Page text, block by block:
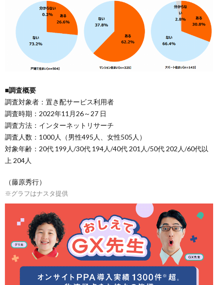
■調査概要
調査対象者：置き配サービス利⽤者
調査時期：2022年11⽉26～27 ⽇
調査⽅法：インターネットリサーチ
調査⼈数：1000⼈（男性495⼈、⼥性505⼈）
対象年齢：20代 199⼈/30代 194⼈/40代 201⼈/50代 202⼈/60代以
上 204⼈
（藤原秀行）
※グラフはナスタ提供